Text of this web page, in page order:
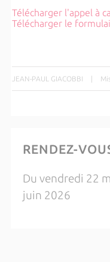
Télécharger l'appel à
Télécharger le
JEAN-PAUL GIACOBBI |
RENDEZ-
Du vendredi 22
juin 2026